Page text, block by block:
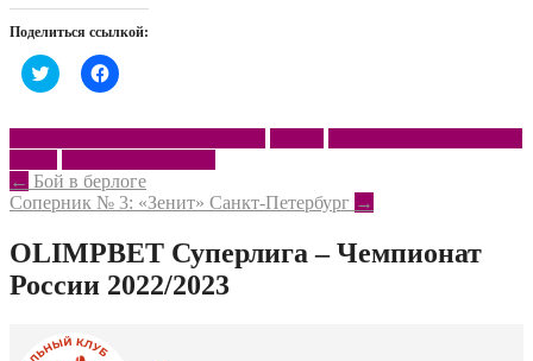
Поделиться ссылкой:
Нажмите,
чтобы
Twitter
(Открывается
новом
окне)
Нажмите,
чтобы
Facebook
(Открывается
новом
окне)
Post
navigation
← Бой в берлоге
Соперник № 3: «Зенит» Санкт-Петербург →
OLIMPBET Суперлига – Чемпионат
России 2022/2023